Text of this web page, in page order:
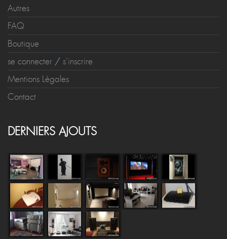
Autres
FAQ
Boutique
se connecter / s'inscrire
Mentions Légales
Contact
DERNIERS AJOUTS